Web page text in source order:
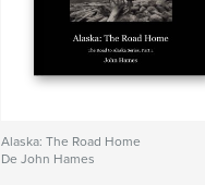
Alaska: The Road Home
De John Hames